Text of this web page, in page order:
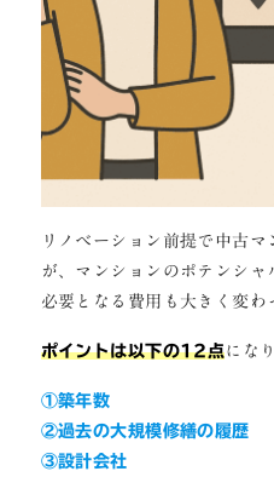
リノベーション前提で中古
が、マンションのポテンシ
必要となる費用も大きく変わ
ポイントは以下の12点にな
①築年数
②過去の大規模修繕の履歴
③設計会社